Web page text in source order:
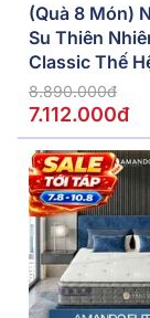
(Quà 8 Món)
Su Thiên
Classic Thế
5/10/15cm
8.890.000đ
7.112.000đ